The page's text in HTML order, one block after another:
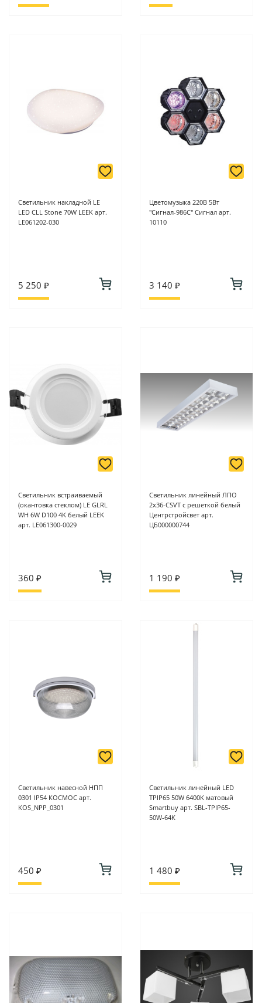
Светильник накладной LE
LED CLL Stone 70W LEEK арт.
LE061202-030
5 250 ₽
Цветомузыка 220В 5Вт
"Сигнал-986С" Сигнал арт.
10110
3 140 ₽
Светильник встраиваемый
(окантовка стеклом) LE GLRL
WH 6W D100 4K белый LEEK
арт. LE061300-0029
360 ₽
Светильник линейный ЛПО
2х36-CSVT с решеткой белый
Центрстройсвет арт.
ЦБ000000744
1 190 ₽
Светильник навесной НПП
0301 IP54 КОСМОС арт.
KOS_NPP_0301
450 ₽
Светильник линейный LED
TPIP65 50W 6400K матовый
Smartbuy арт. SBL-TPIP65-
50W-64K
1 480 ₽